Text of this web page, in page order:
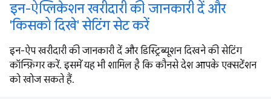
इन-ऐप्लिकेशन खरीदारी की जानकारी दें और
'किसको दिखे' सेटिंग सेट करें
इन-ऐप खरीदारी की जानकारी दें और डिस्ट्रिब्यूशन दिखने की सेटिंग
कॉन्फ़िगर करें. इसमें यह भी शामिल है कि कौनसे देश आपके एक्सटेंशन
को खोज सकते हैं.